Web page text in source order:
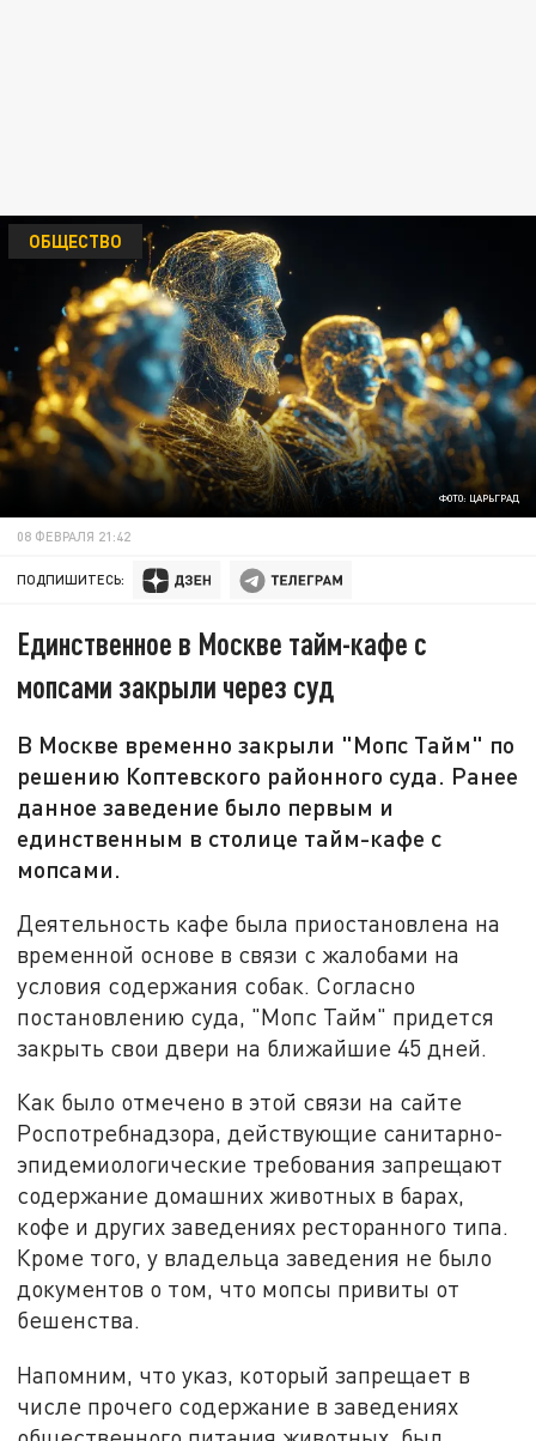
ФОТО: ЦАРЬГРАД
ОБЩЕСТВО
08 ФЕВРАЛЯ 21:42
ПОДПИШИТЕСЬ:
Единственное в Москве тайм-кафе с
мопсами закрыли через суд
В Москве временно закрыли "Мопс Тайм" по
решению Коптевского районного суда. Ранее
данное заведение было первым и
единственным в столице тайм-кафе с
мопсами.
Деятельность кафе была приостановлена на
временной основе в связи с жалобами на
условия содержания собак. Согласно
постановлению суда, "Мопс Тайм" придется
закрыть свои двери на ближайшие 45 дней.
Как было отмечено в этой связи на сайте
Роспотребнадзора, действующие санитарно-
эпидемиологические требования запрещают
содержание домашних животных в барах,
кофе и других заведениях ресторанного типа.
Кроме того, у владельца заведения не было
документов о том, что мопсы привиты от
бешенства.
Напомним, что указ, который запрещает в
числе прочего содержание в заведениях